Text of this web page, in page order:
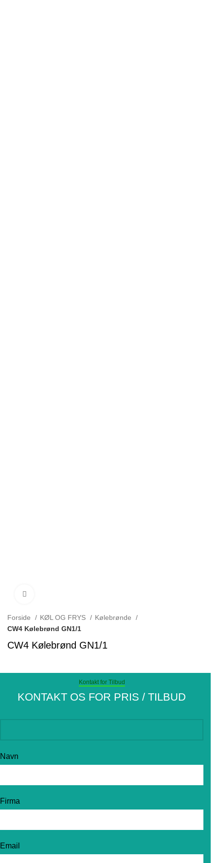
Forside KØL OG FRYS
Kølebrønde
CW4 Kølebrønd GN1/1
CW4 Kølebrønd GN1/1
Kontakt for Tilbud
KONTAKT OS FOR PRIS / TILBUD
Navn
Firma
Email